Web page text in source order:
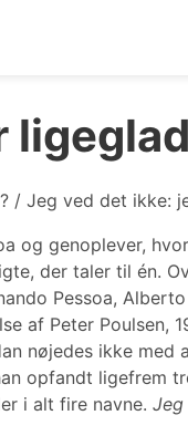
ligeglad
/ Jeg ved det ikke:
og genoplever,
der taler til én.
Pessoa, Alberto
af Peter Poulsen,
nøjedes ikke
opfandt ligefrem
i alt fire navne. Jeg